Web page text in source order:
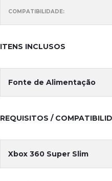
COMPATIBILIDADE:
ITENS INCLUSOS
Fonte de Alimentação
REQUISITOS /
Xbox 360 Super Slim